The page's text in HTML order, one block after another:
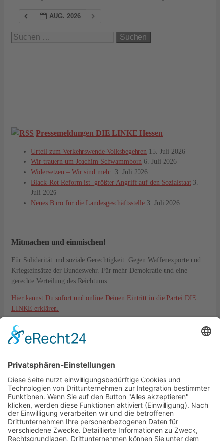
AUG. 2026
Suchen
Pressemeldungen DIE LINKE Hessen
Urteil zum Verkehrswende Volksbegehren 15. Juli 2026
Wir trauern um Joachim Schwammborn 6. Juli 2026
Widersetzen – Wir sind mehr. 3. Juli 2026
Black-Rot Reform ist größter Angriff auf den Sozialstaat 3.
Juli 2026
Neues Büro für die Landesgeschäftsstelle 3. Juli 2026
Mitmachen und einmischen!
Für Solidarität und soziale Gerechtigkeit. Gegen Waffenexporte und
Kriegseinsätze der Bundeswehr. Für mehr Demokratie und eine
gerechte Verteilung des Reichtums.
Hier kannst Du sofort und online Deinen Eintritt in die Partei DIE
LINKE erklären.
Kontakt
Langgasse 6
35576 Wetzlar
kreisverband@die-linke-ldk.de
Gesetzliches
Impressum
Datenschutz